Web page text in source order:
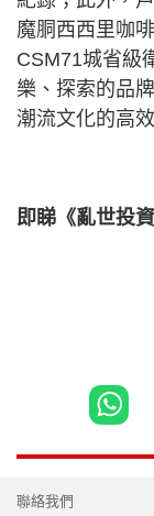
魔胴西西里咖
CSM71城省級
樂、探索的品
潮流文化的高
即睇《亂世投
聯絡我們